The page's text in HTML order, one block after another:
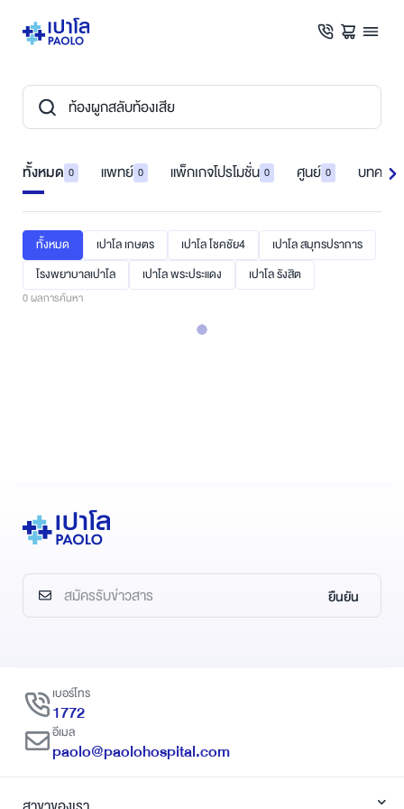
ทั้งหมด 0 แพทย์ 0 แพ็กเกจโปรโมชั่น 0 ศูนย์ 0 บทควา
ทั้งหมด เปาโล เกษตร เปาโล โชคชัย4
เปาโล สมุทรปราการ
โรงพยาบาลเปาโล
เปาโล พระประแดง เปาโล รังสิต
0ผลการค้นหา
ยืนยัน
เบอร์โทร
1772
อีเมล
paolo@paolohospital.com